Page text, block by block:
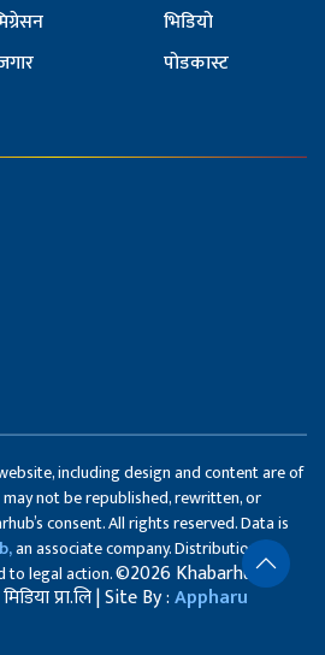
भिडियो
पोडकास्ट
including design and content are of
not be republished, rewritten, or
consent. All rights reserved. Data is
an associate company. Distribution of
to legal action.©2026 Khabarhub
प्रा.लि | Site By :Appharu